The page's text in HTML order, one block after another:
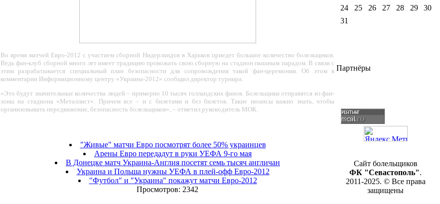
Во время матчей Евро-2012 с участием сборной Нидерландов в Харьков приедет большое количество болельщиков.
Ведь фан-клуб сборной много лет имеет традицию провожать свою сборную на стадион пышным парадом. В связи с
этим разрабатывается специальный план безопасности для сопровождения такой фан-церемонии. Об этом в
комментарии Информационному центру «Украина-2012» сообщил директор турнира.
«Это будут значительные количества людей – примерно 10 тысяч голландских фанов. Болельщики отправятся из фан-
зоны на стадиона «Металлист». Причем все – и с билетами и без билетов. Такие нюансы важно знать, чтобы
организовывать передвижение, безопасность болельщиков», – отметил руководитель МОК.
"Живые" матчи Евро посмотрят более 50% украинцев
Арены Евро передадут в руки УЕФА 9-го мая
В Донецке матч Украина-Англия посетят семь тысяч англичан
Украина и Польша нужны УЕФА в плей-офф Евро-2012
"Футбол" и "Украина" покажут матчи Евро-2012
Просмотров: 2342
24
25 26 27 28 29
30
31
Партнёры
Сайт болельщиков
ФК "Севастополь".
2011-2025. © Все права
защищены